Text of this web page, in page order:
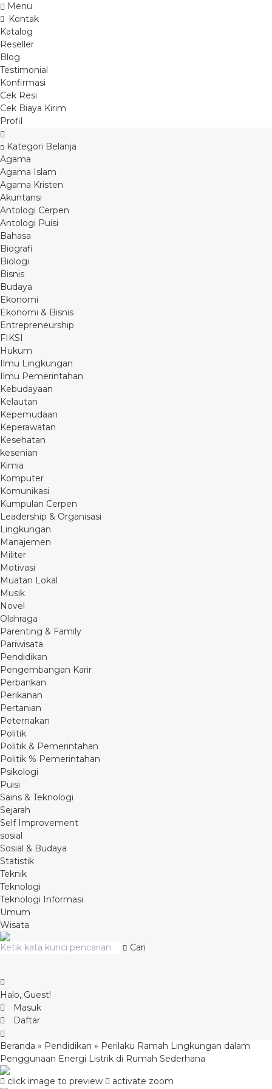
Menu
Kontak
Katalog
Reseller
Blog
Testimonial
Konfirmasi
Cek Resi
Cek Biaya Kirim
Profil
Kategori Belanja
Agama
Agama Islam
Agama Kristen
Akuntansi
Antologi Cerpen
Antologi Puisi
Bahasa
Biografi
Biologi
Bisnis
Budaya
Ekonomi
Ekonomi & Bisnis
Entrepreneurship
FIKSI
Hukum
Ilmu Lingkungan
Ilmu Pemerintahan
Kebudayaan
Kelautan
Kepemudaan
Keperawatan
Kesehatan
kesenian
Kimia
Komputer
Komunikasi
Kumpulan Cerpen
Leadership & Organisasi
Lingkungan
Manajemen
Militer
Motivasi
Muatan Lokal
Musik
Novel
Olahraga
Parenting & Family
Pariwisata
Pendidikan
Pengembangan Karir
Perbankan
Perikanan
Pertanian
Peternakan
Politik
Politik & Pemerintahan
Politik % Pemerintahan
Psikologi
Puisi
Sains & Teknologi
Sejarah
Self Improvement
sosial
Sosial & Budaya
Statistik
Teknik
Teknologi
Teknologi Informasi
Umum
Wisata
Cari
Halo, Guest!
Masuk
Daftar
Beranda » Pendidikan » Perilaku Ramah Lingkungan dalam
Penggunaan Energi Listrik di Rumah Sederhana
click image to preview activate zoom